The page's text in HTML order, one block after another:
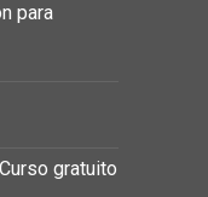
para
gratuito